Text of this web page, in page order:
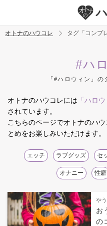
デリケートゾーン 吸うやつ
オトナのハウコレ タグ「コンプ
#ハ
「#ハロウィン」
オトナのハウコレには 「ハロウ
されています。
こちらのページでオトナのハ
とめをお楽しみいただけます。
エッチ ラブグッズ セ
オナニー 性癖
や
お
の